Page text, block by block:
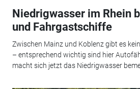
Niedrigwasser im Rhein
und Fahrgastschiffe
Zwischen Mainz und Koblenz gibt es
– entsprechend wichtig sind hier
macht sich jetzt das Niedrigwasser